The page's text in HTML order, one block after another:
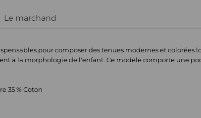
Le marchand
pour composer des tenues modernes et colorées
à la morphologie de l'enfant. Ce modèle comporte une
35 % Coton